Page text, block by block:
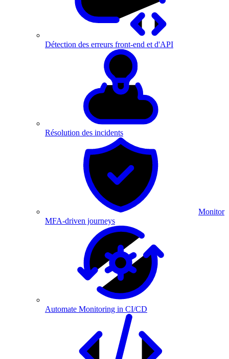
Détection des erreurs front-end et d'API
Résolution des incidents
Monitor
MFA-driven journeys
Automate Monitoring in CI/CD